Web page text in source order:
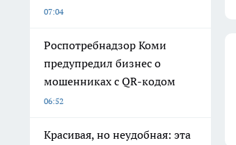
07:04
Роспотребнадзор Коми
предупредил бизнес о
мошенниках с QR-кодом
06:52
Красивая, но неудобная: эта